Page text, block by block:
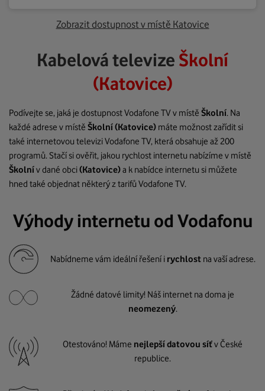
Zobrazit dostupnost v místě Katovice
Kabelová televize Školní
(Katovice)
Podívejte se, jaká je dostupnost Vodafone TV v místě Školní. Na
každé adrese v místě Školní(Katovice) máte možnost zařídit si
také internetovou televizi Vodafone TV, která obsahuje až 200
programů. Stačí si ověřit, jakou rychlost internetu nabízíme v místě
Školnív dané obci(Katovice)a k nabídce internetu si můžete
hned také objednat některý z tarifů Vodafone TV.
Výhody internetu od Vodafonu
Nabídneme vám ideální řešení i rychlost na vaší adrese.
Žádné datové limity! Náš internet na doma je
neomezený.
Otestováno! Máme nejlepší datovou síťv České
republice.